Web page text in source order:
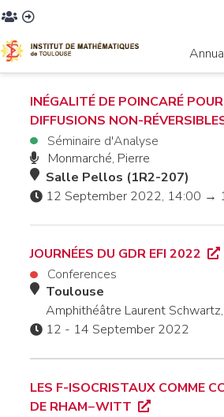
INÉGALITÉ DE POINCARÉ
DIFFUSIONS NON-
Séminaire d'Analyse
Monmarché, Pierre
Salle Pellos (1R2-207)
12 September 2022, 14:00 →
JOURNÉES DU GDR EFI 2022
Conferences
Toulouse
Amphithéâtre Laurent
12 - 14 September 2022
LES F-ISOCRISTAUX COMME
DE RHAM−WITT